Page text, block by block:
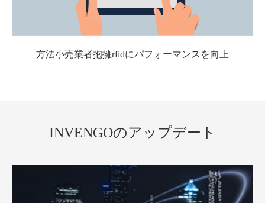
方法小売業者抱擁rfidにパフォーマンスを向上
INVENGOのアップデート